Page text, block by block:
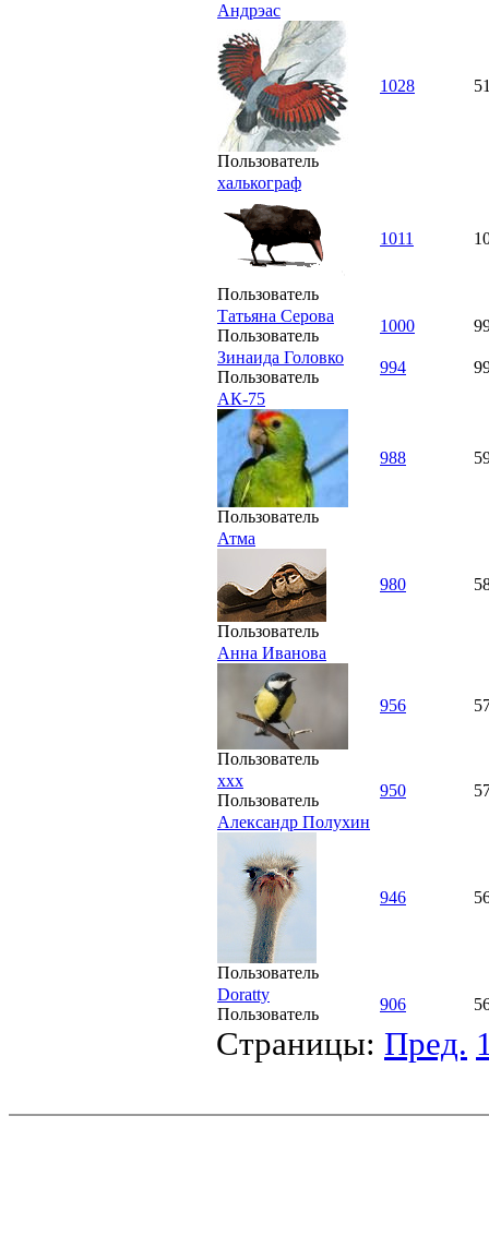
Андрэас
Пользователь
1028
халькограф
Пользователь
1011
Татьяна Серова
Пользователь
1000
Зинаида Головко
Пользователь
994
АК-75
Пользователь
988
Атма
Пользователь
980
Анна Иванова
Пользователь
956
ххх
Пользователь
950
Александр Полухин
Пользователь
946
Doratty
Пользователь
906
Страницы: Пред.